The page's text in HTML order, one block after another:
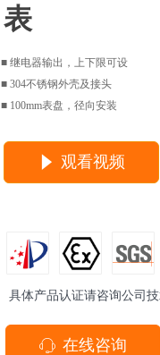
表
■ 继电器输出，上下限可设
■ 304不锈钢外壳及接头
■ 100mm表盘，径向安装
ꁱ 在线咨询
념 观看视频
具体产品认证请咨询公司